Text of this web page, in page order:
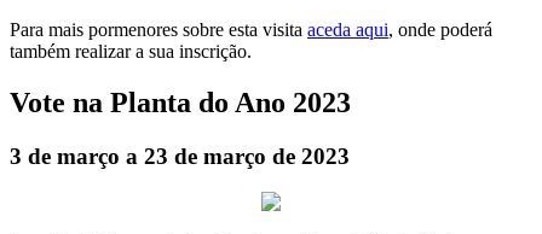
Para mais pormenores sobre esta visita aceda aqui, onde poderá
também realizar a sua inscrição.
Vote na Planta do Ano 2023
3 de março a 23 de março de 2023